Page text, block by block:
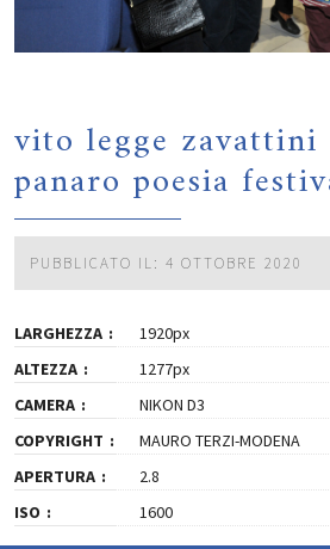
vito legge zavattini
panaro poesia
PUBBLICATO IL: 4 OTTOBRE 2020
LARGHEZZA
1920px
ALTEZZA
1277px
CAMERA
NIKON D3
COPYRIGHT
MAURO TERZI-MODENA
APERTURA
2.8
ISO
1600